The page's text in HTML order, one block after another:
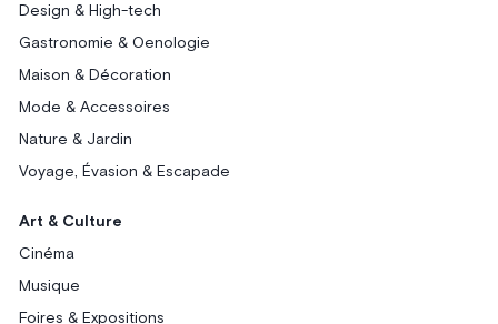
Design & High-tech
Gastronomie & Oenologie
Maison & Décoration
Mode & Accessoires
Nature & Jardin
Voyage, Évasion & Escapade
Art & Culture
Cinéma
Musique
Foires & Expositions